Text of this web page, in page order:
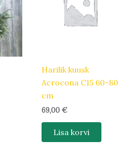
Harilik kuusk
Acrocona C15 60-80
cm
69,00€
Lisa korvi